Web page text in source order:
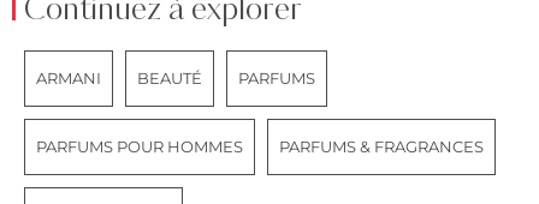
Continuez à explorer
ARMANI BEAUTÉ PARFUMS
PARFUMS POUR HOMMES PARFUMS & FRAGRANCES